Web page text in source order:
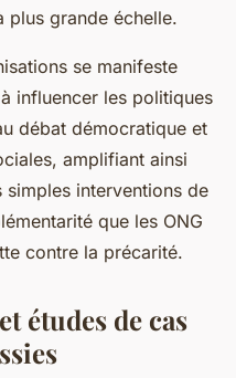
plus grande échelle.
se manifeste
influencer les politiques
débat démocratique et
amplifiant ainsi
interventions de
que les ONG
contre la précarité.
études de cas